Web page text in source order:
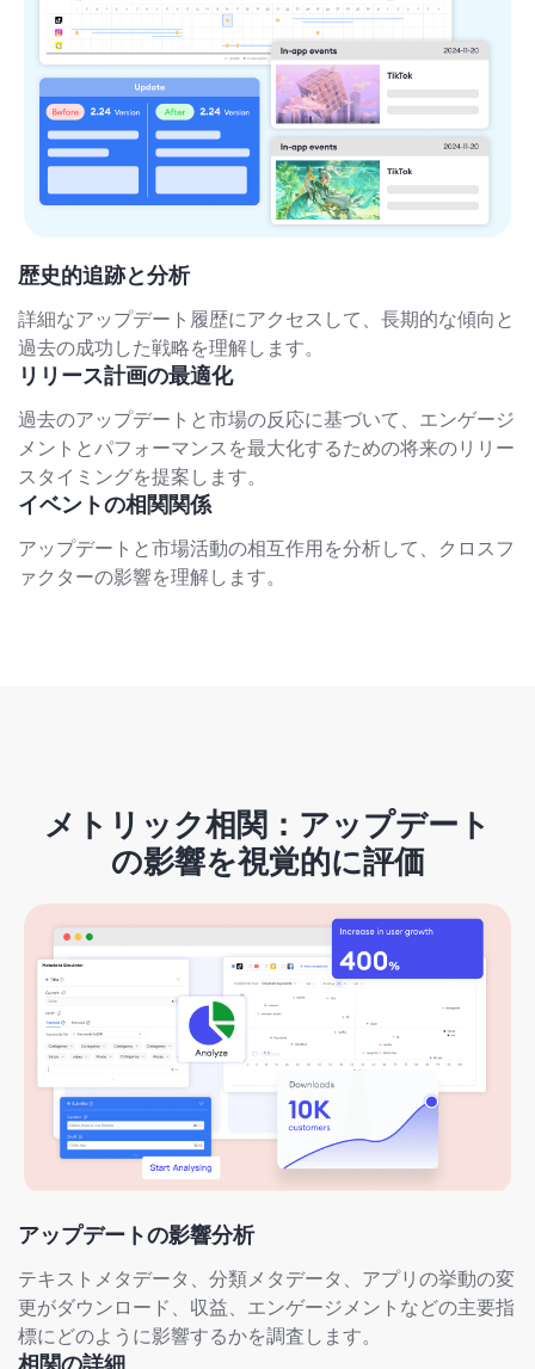
歴史的追跡と分析
詳細なアップデート履歴にアクセスして、長期的な傾向と
過去の成功した戦略を理解します。
リリース計画の最適化
過去のアップデートと市場の反応に基づいて、エンゲージ
メントとパフォーマンスを最大化するための将来のリリー
スタイミングを提案します。
イベントの相関関係
アップデートと市場活動の相互作用を分析して、クロスフ
ァクターの影響を理解します。
メトリック相関：アップデート
の影響を視覚的に評価
アップデートの影響分析
テキストメタデータ、分類メタデータ、アプリの挙動の変
更がダウンロード、収益、エンゲージメントなどの主要指
標にどのように影響するかを調査します。
相関の詳細